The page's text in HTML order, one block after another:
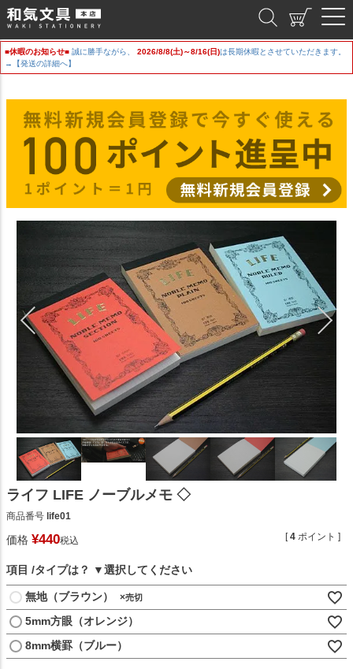
■休暇のお知らせ■ 誠に勝手ながら、 2026/8/8(土)～8/16(日)は長期休暇とさせていただきます。
→【発送の詳細へ】
ライフ LIFE ノーブルメモ ◇
商品番号 life01
価格 ¥440税込 [4 ポイント ]
項目 タイプは？
無地（ブラウン） ×
5mm方眼（オレンジ）
8mm横罫（ブルー）